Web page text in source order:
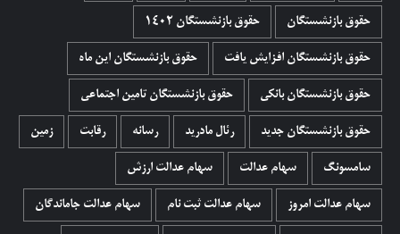
حقوق بازنشستگان حقوق بازنشستگان 1402
حقوق بازنشستگان افزایش یافت حقوق بازنشستگان این ماه
حقوق بازنشستگان بانکی حقوق بازنشستگان تامین اجتماعی
حقوق بازنشستگان جدید رئال مادرید رسانه رقابت زمین
سامسونگ سهام عدالت سهام عدالت ارزش
سهام عدالت امروز سهام عدالت ثبت نام سهام عدالت جاماندگان